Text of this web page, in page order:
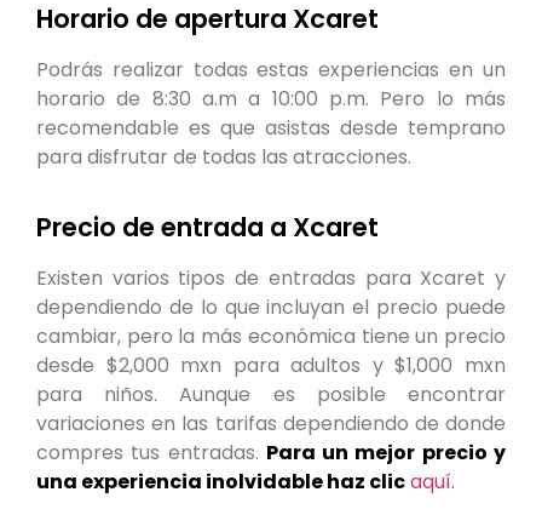
Horario de apertura Xcaret
Podrás realizar todas estas experiencias en un
horario de 8:30 a.m a 10:00 p.m. Pero lo más
recomendable es que asistas desde temprano
para disfrutar de todas las atracciones.
Precio de entrada a Xcaret
Existen varios tipos de entradas para Xcaret y
dependiendo de lo que incluyan el precio puede
cambiar, pero la más económica tiene un precio
desde $2,000 mxn para adultos y $1,000 mxn
para niños. Aunque es posible encontrar
variaciones en las tarifas dependiendo de donde
compres tus entradas. Para un mejor precio y
una experiencia inolvidable haz clicaquí.